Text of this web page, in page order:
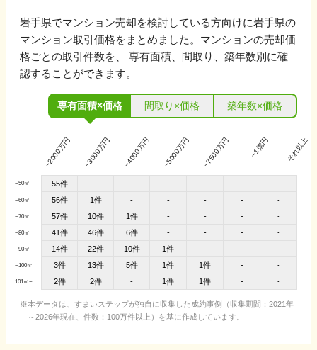
岩手県でマンション売却を検討している方向けに岩手県の
マンション取引価格をまとめました。マンションの売却価
格ごとの取引件数を、 専有面積、間取り、築年数別に確
認することができます。
専有面積×価格 間取り×価格 築年数×価格
~50㎡
~60㎡
~70㎡
~80㎡
~90㎡
~100㎡
101㎡~
~2000万円 ~3000万円 ~4000万円 ~5000万円 ~7500万円 ~1億円 それ以上
55件 - - - - -
-
56件
1件 - - - -
-
57件
10件 1件 - - -
-
41件
46件 6件 - - -
-
14件
22件 10件 1件 - -
-
3件
13件 5件 1件 1件 -
-
2件
2件 - 1件 1件 - -
本データは、すまいステップが独自に収集した成約事例（収集期間：2021年
～2026年現在、件数：100万件以上）を基に作成しています。